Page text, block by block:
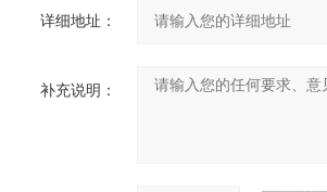
详细地址：
补充说明：